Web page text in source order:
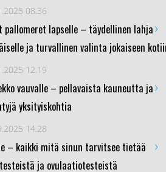
08.36
pallomeret lapselle – täydellinen lahja
ja turvallinen valinta jokaiseen
›
12.19
vauvalle – pellavaista kauneutta ja
yksityiskohtia
›
14.28
– kaikki mitä sinun tarvitsee tietää
ja ovulaatiotesteistä
›